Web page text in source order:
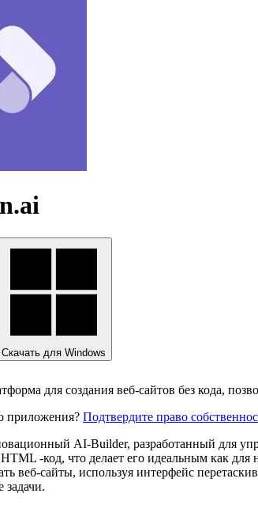
Скачать для Windows
для создания веб-сайтов без кода,
приложения? Подтвердите право
AI-Builder, разработанный для
-код, что делает его идеальным как
веб-сайты, используя интерфейс
задачи.